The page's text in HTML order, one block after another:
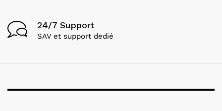
24/7 Support
SAV et support dedié